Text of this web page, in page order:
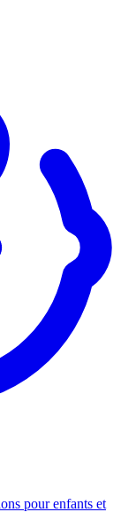
pour enfants et